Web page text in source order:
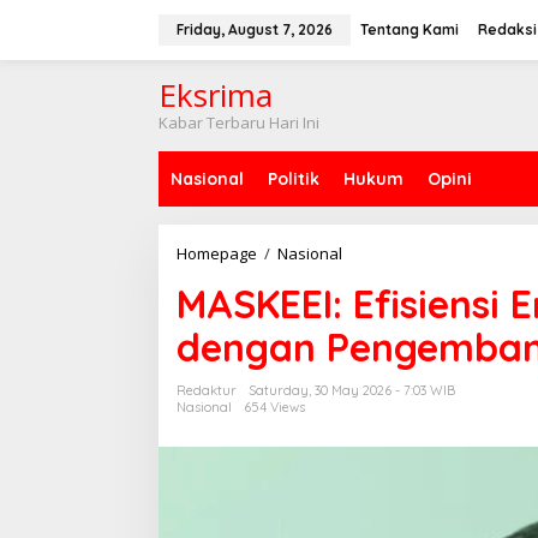
Friday, August 7, 2026 Tentang Kami Redaksi
Eksrima
Kabar Terbaru Hari Ini
Nasional Politik Hukum Opini
Homepage / Nasional
E
I
f
MASKEEI: Efisiensi
dengan
Redaktur
Saturday, 30 May 2026 - 7:03 WIB
Nasional
654 Views